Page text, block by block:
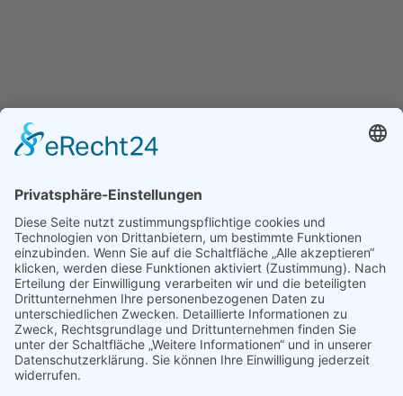
Wärmetechnik Wilkau-Haßlau GmbH & Co. KG
Kirchberger Straße 51
08112 Wilkau-Haßlau
KONTAKT